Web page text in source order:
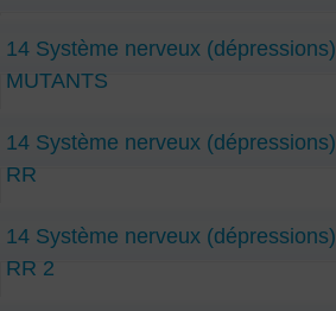
14 Système nerveux (dépressions)
MUTANTS
14 Système nerveux (dépressions)
RR
14 Système nerveux (dépressions)
RR 2